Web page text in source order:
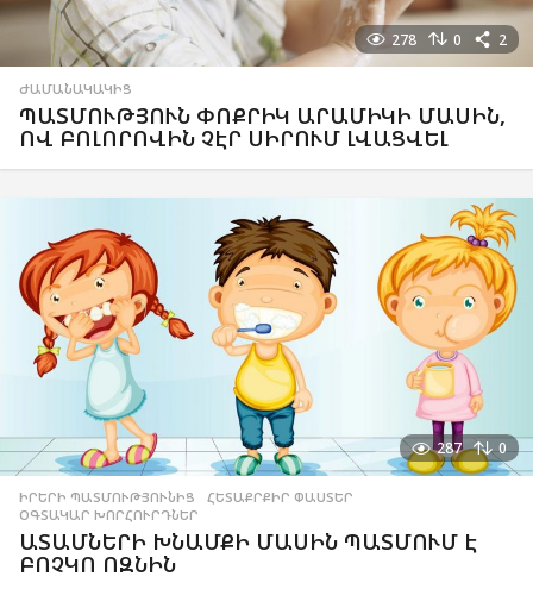
278 0 2
ԺԱՄԱՆԱԿԱԿԻՑ
ՊԱՏՄՈՒԹՅՈՒՆ ՓՈՔՐԻԿ ԱՐԱՄԻԿԻ ՄԱՍԻՆ,
ՈՎ ԲՈԼՈՐՈՎԻՆ ՉԷՐ ՍԻՐՈՒՄ ԼՎԱՑՎԵԼ
287 0
ԻՐԵՐԻ ՊԱՏՄՈՒԹՅՈՒՆԻՑ ,ՀԵՏԱՔՐՔԻՐ ՓԱՍՏԵՐ
ՕԳՏԱԿԱՐ ԽՈՐՀՈՒՐԴՆԵՐ
ԱՏԱՄՆԵՐԻ ԽՆԱՄՔԻ ՄԱՍԻՆ ՊԱՏՄՈՒՄ Է
ԲՈՉԿՈ ՈԶՆԻՆ